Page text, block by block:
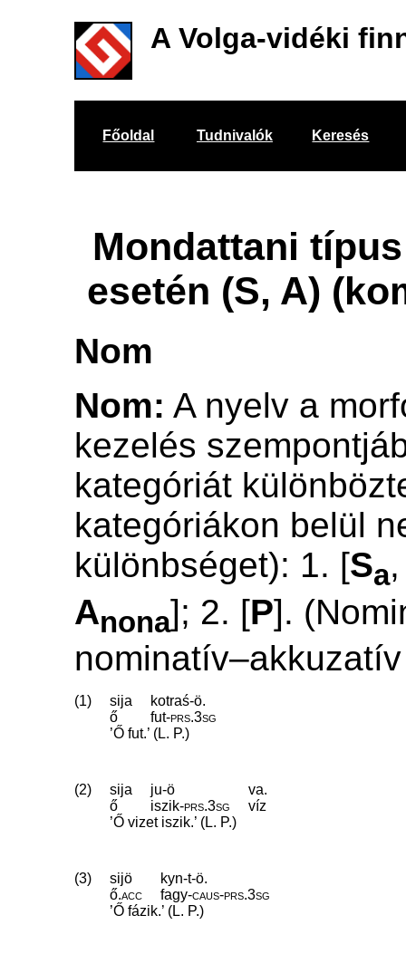
A Volga-vidéki
Főoldal Tudnivalók Keresés
Mondattani
esetén (S, A)
Nom
Nom: A nyelv a
kezelés
kategóriát
kategóriákon belül
különbséget): 1. [Sa
Anona]; 2. [P].
(1) sija
kotraś-ö.
ő
fut‑prs.3sg
’Ő fut.’ (L. P.)
(2) sija ju-ö
va.
ő
iszik‑prs.3sg
víz
’Ő vizet iszik.’ (L. P.)
(3) sijö
kyn-t-ö.
ő.acc fagy‑caus‑prs.3sg
’Ő fázik.’ (L. P.)